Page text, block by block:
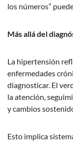
los números”
Más allá del
La hipertensión
enfermedades
diagnosticar. El
la atención,
y cambios
Esto implica